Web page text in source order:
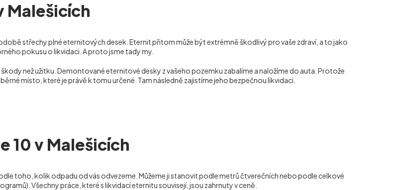
Malešicích
střechy plné eternitových desek. Eternit přitom může být extrémně škodlivý pro vaše zdraví, a to jako
pokusu o likvidaci. A proto jsme tady my.
než užitku. Demontované eternitové desky z vašeho pozemku zabalíme a naložíme do auta. Protože
místo, které je právě k tomu určené. Tam následně zajistíme jeho bezpečnou likvidaci.
10 v Malešicích
toho, kolik odpadu od vás odvezeme. Můžeme ji stanovit podle metrů čtverečních nebo podle celkové
Všechny práce, které s likvidací eternitu souvisejí, jsou zahrnuty v ceně.